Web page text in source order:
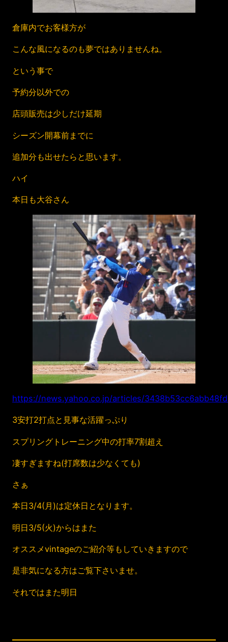
倉庫内でお客様方が
こんな風になるのも夢ではありませんね。
という事で
予約分以外での
店頭販売は少しだけ延期
シーズン開幕前までに
追加分も出せたらと思います。
ハイ
本日も大谷さん
https://news.yahoo.co.jp/articles/
3安打2打点と見事な活躍っぷり
スプリングトレーニング中の打率7割超え
凄すぎますね(打席数は少なくても)
さぁ
本日3/4(月)は定休日となります。
明日3/5(火)からはまた
オススメvintageのご紹介等もしていきますので
是非気になる方はご覧下さいませ。
それではまた明日